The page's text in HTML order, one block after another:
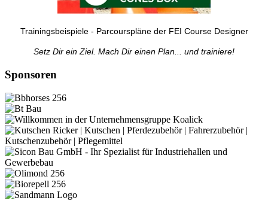
Trainingsbeispiele - Parcourspläne der FEI Course Designer
Setz Dir ein Ziel. Mach Dir einen Plan... und trainiere!
Sponsoren